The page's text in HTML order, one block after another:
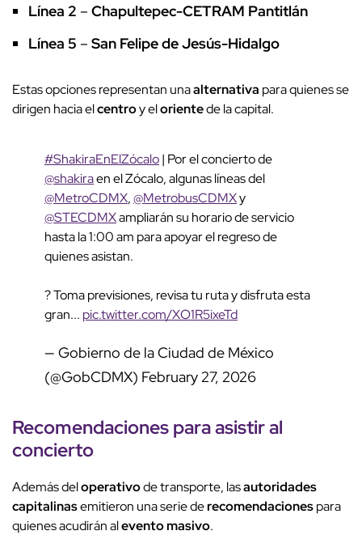
Línea 2 – Chapultepec-CETRAM Pantitlán
Línea 5 – San Felipe de Jesús-Hidalgo
Estas opciones representan unaalternativa para quienes se
dirigen hacia elcentroy elorientede la capital.
#ShakiraEnElZócalo| Por el concierto de
@shakiraen el Zócalo, algunas líneas del
@MetroCDMX,@MetrobusCDMXy
@STECDMXampliarán su horario de servicio
hasta la 1:00 am para apoyar el regreso de
quienes asistan.
? Toma previsiones, revisa tu ruta y disfruta esta
gran... pic.twitter.com/XO1R5ixeTd
— Gobierno de la Ciudad de México
(@GobCDMX) February 27, 2026
Recomendacionespara asistir al
concierto
Además deloperativode transporte, lasautoridades
capitalinasemitieron una serie derecomendacionespara
quienes acudirán alevento masivo.